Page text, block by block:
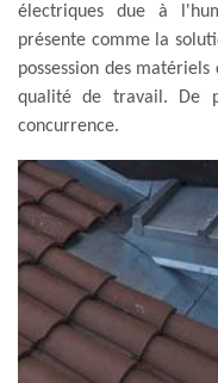
électriques due à
présente comme la
possession des
qualité de travail. De
concurrence.